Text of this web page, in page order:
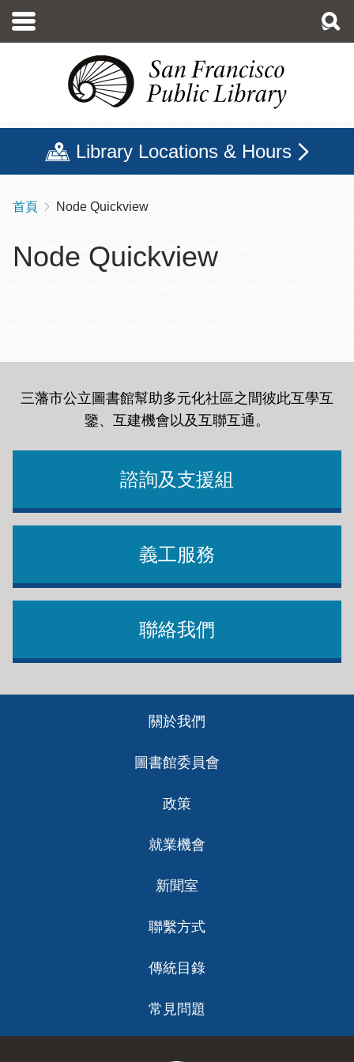
至
Library Locations & Hours
導
連
首頁 Node Quickview
Node Quickview
三藩市公立圖書館幫助多元化社區之間彼此互學互
鑒、互建機會以及互聯互通。
諮詢及支援組
義工服務
聯絡我們
關於我們
圖書館委員會
政策
就業機會
新聞室
聯繫方式
傳統目錄
常見問題